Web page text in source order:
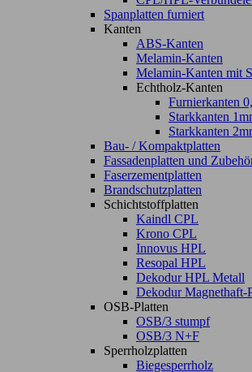
Spanplatten furniert
Kanten
ABS-Kanten
Melamin-Kanten
Melamin-Kanten mit
Echtholz-Kanten
Furnierkanten
Starkkanten
Starkkanten
Bau- / Kompaktplatten
Fassadenplatten und
Faserzementplatten
Brandschutzplatten
Schichtstoffplatten
Kaindl CPL
Krono CPL
Innovus HPL
Resopal HPL
Dekodur HPL Metall
Dekodur Magnethaft-
OSB-Platten
OSB/3 stumpf
OSB/3 N+F
Sperrholzplatten
Biegesperrholz